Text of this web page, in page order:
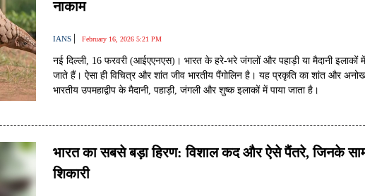
नाकाम
IANS | February 16, 2026 5:21 PM
नई दिल्ली, 16 फरवरी (आईएएनएस)। भारत के हरे-भरे जंगलों और पहाड़ी या मैदानी इलाकों में
जाते हैं। ऐसा ही विचित्र और शांत जीव भारतीय पैंगोलिन है। यह प्रकृति का शांत और
भारतीय उपमहाद्वीप के मैदानी, पहाड़ी, जंगली और शुष्क इलाकों में पाया जाता है।
भारत का सबसे बड़ा हिरण: विशाल कद और ऐसे पैंतरे, जिनके
शिकारी